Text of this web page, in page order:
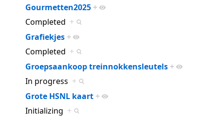
Gourmetten2025 +
Completed +
Grafiekjes +
Completed +
Groepsaankoop treinnokkensleutels +
In progress +
Grote HSNL kaart +
Initializing +